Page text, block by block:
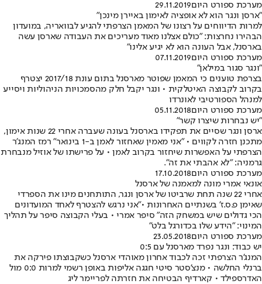
מערכת ספורט היום29.11.2019
"ארסן ונגר הוא לא אופציה לאימון באיירן מינכן"
למרות הדיווחים על רצונו של המאמן הצרפתי להגיע לבוואריה, במועדון
הבהירו נחרצות: "כולם אצלנו מאוד מעריכים את העבודה שארסן עשה
בארסנל, אבל העונה הוא לא יגיע אלינו"
מערכת ספורט היום07.11.2019
"ונגר סגור במילאן"
בצרפת טוענים כי המאמן שפוטר מארסנל בתום עונת 2017/18 יצטרף
בקרוב לקבוצה האיטלקית • ונגר יקבל חלק מהסמכויות הניהוליות ויסייע
למנהל הספורטיבי לאונרדו
מערכת ספורט היום05.11.2018
"יש נבחרות שיצרו קשר"
ארסן ונגר שסיים את תפקידו בארסנל בעונה שעברה אחרי 22 שנות אימון,
מתכנן חזרה לקווים • "אני מאמין שאחזור לאמן ב-1 בינואר" רמז המנג'ר
הצרפתי על האפשרות שיחזור בקרוב לאמן • על פרישתו של אוזיל מנבחרת
גרמניה: "לא אהבתי את זה".
מערכת ספורט היום17.10.2018
אונאי אמרי מונה למאמנה של ארסנל
אחרי 22 שנה תחת שרביטו של ארסן ונגר, התותחנים מינו את הספרדי
שאימן פ.ס.ז' בשנתיים האחרונות •"אני נרגש להצטרף לאחד המועדונים
הכי גדולים שיש במשחק הזה" סיפר אמרי • בעלי הקבוצה סיפר על תהליך
המינוי: "הידע שלו בכדורגל בלט"
מערכת ספורט היום23.05.2018
יש כבוד: ונגר נפרד מארסנל עם 0:5
המנג'ר הצרפתי זכה לכבוד אחרון מאוהדי ארסנל כשקבוצתו פירקה את
ברנלי החלשה • מנצ'סטר סיטי חגגה אליפות באופן רשמי למרות 0:0 מול
האדרספילד • קארדיף הבטיחה את חזרתה לפריימר ליג